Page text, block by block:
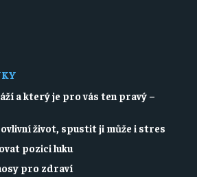
a který je pro vás ten pravý –
život, spustit ji může i stres
pozici luku
pro zdraví